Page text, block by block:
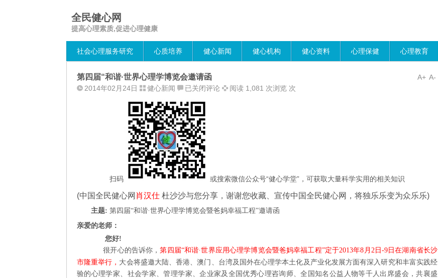
全民健心网
提高心理素质,促进心理健康
社会心理服务研究 心质培养 健心新闻 健心机构 健心资料 心理保健 心理教育
A-
A+
第四届“和谐·世界心理学博览会邀请函
2014年02月24日 健心新闻
第
届
“和
谐
·
世
界
心
学
博
请
函
已关闭评论 阅读 1,081 次浏览 次
扫码 或搜索微信公众号“健心学堂”，可获取大量科学实用的相关知识
(中国全民健心网 肖汉仕 杜沙沙与您分享，谢谢您收藏、宣传中国全民健心网，将独乐乐变为众乐乐)
主题: 第四届“和谐·世界心理学博览会暨爸妈幸福工程”邀请函
亲爱的老师：
您好!
很开心的告诉你，第四届“和谐·世界应用心理学博览会暨爸妈幸福工程”定于2013年8 月 2日-9 日在湖南省长沙
市隆重举行， 大会将盛邀大陆、香港、澳门、台湾及国外在心理学本土化及产业化发展方面有深入研究和丰富实践经
验的心理学家、社会学家、管理学家、企业家及全国优秀心理咨询师、全国知名公益人物等千人出席盛会，共襄盛